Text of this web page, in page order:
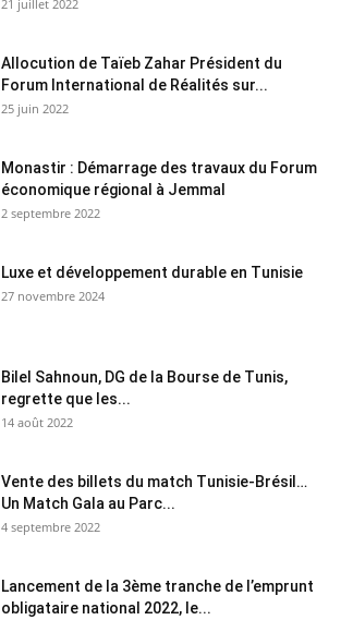
21 juillet 2022
Allocution de Taïeb Zahar Président du
Forum International de Réalités sur...
25 juin 2022
Monastir : Démarrage des travaux du Forum
économique régional à Jemmal
2 septembre 2022
Luxe et développement durable en Tunisie
27 novembre 2024
Bilel Sahnoun, DG de la Bourse de Tunis,
regrette que les...
14 août 2022
Vente des billets du match Tunisie-Brésil…
Un Match Gala au Parc...
4 septembre 2022
Lancement de la 3ème tranche de l’emprunt
obligataire national 2022, le...